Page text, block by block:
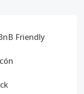
Friendly